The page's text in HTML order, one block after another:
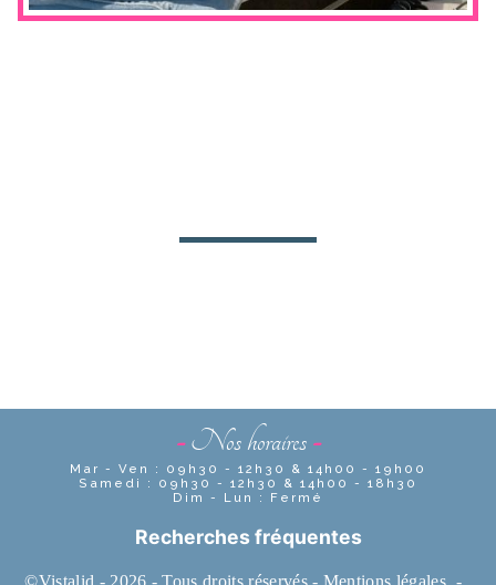
-Nos horaires-
Mar - Ven : 09h30 - 12h30 & 14h00 - 19h00
Samedi : 09h30 - 12h30 & 14h00 - 18h30
Dim - Lun : Fermé
Recherches fréquentes
©Vistalid - 2026 - Tous droits réservés - Mentions légales-